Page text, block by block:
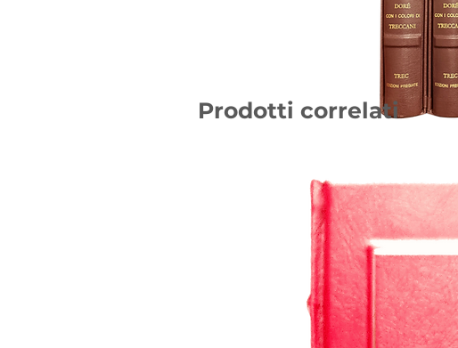
Prodotti correlati